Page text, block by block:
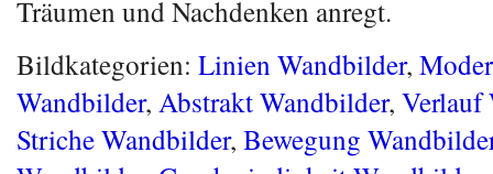
Träumen und Nachdenken anregt.
Bildkategorien: Linien Wandbilder,
Wandbilder, Abstrakt Wandbilder, Verlauf
Striche Wandbilder, Bewegung